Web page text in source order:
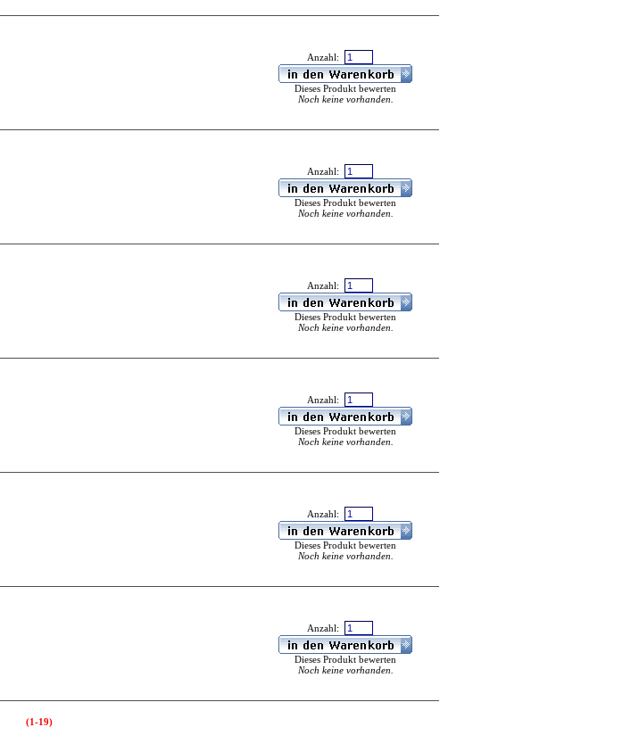
Anzahl:
Dieses Produkt bewerten
Noch keine vorhanden.
Anzahl:
Dieses Produkt bewerten
Noch keine vorhanden.
Anzahl:
Dieses Produkt bewerten
Noch keine vorhanden.
Anzahl:
Dieses Produkt bewerten
Noch keine vorhanden.
Anzahl:
Dieses Produkt bewerten
Noch keine vorhanden.
Anzahl:
Dieses Produkt bewerten
Noch keine vorhanden.
(1-19)